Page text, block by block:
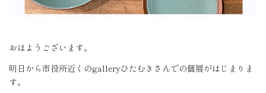
おはようございます。
明日から市役所近くのgalleryひたむきさんでの個展がはじまりま
す。